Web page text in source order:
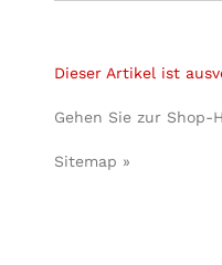
Dieser Artikel ist
Gehen Sie zur Shop-
Sitemap »